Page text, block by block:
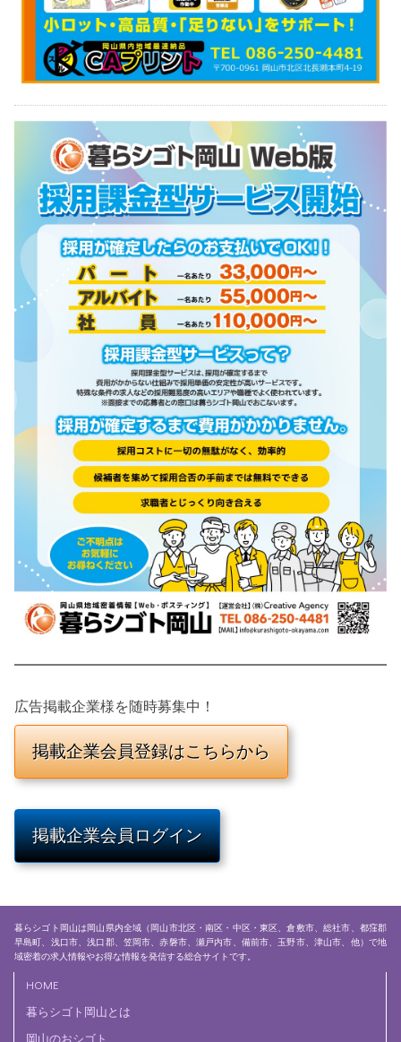
広告掲載企業様を随時募集中！
掲載企業会員ログイン
暮らシゴト岡山は岡山県内全域（岡山市北区・南区・中区・東区、倉敷市、総社市、都窪郡
早島町、浅口市、浅口郡、笠岡市、赤磐市、瀬戸内市、備前市、玉野市、津山市、他）で地
域密着の求人情報やお得な情報を発信する総合サイトです。
HOME
暮らシゴト岡山とは
岡山のおシゴト